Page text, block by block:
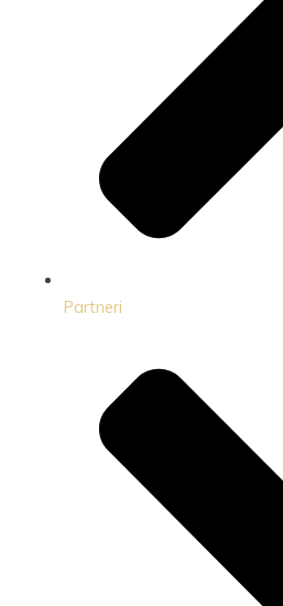
Partneri